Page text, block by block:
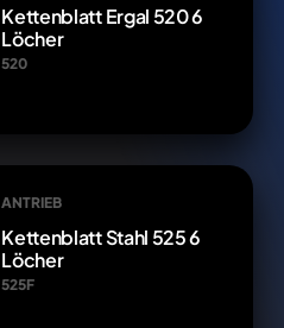
Kettenblatt Ergal 520 6
Löcher
520
ANTRIEB
Kettenblatt Stahl 525 6
Löcher
525F